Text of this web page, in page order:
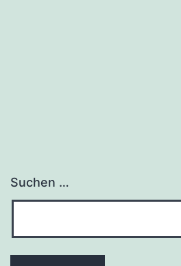
Suchen …